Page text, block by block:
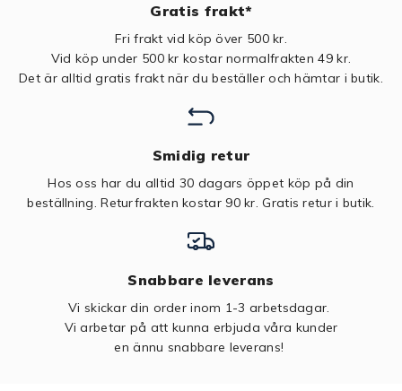
Gratis frakt*
Fri frakt vid köp över 500 kr.
Vid köp under 500 kr kostar normalfrakten 49 kr.
Det är alltid gratis frakt när du beställer och hämtar i butik.
Smidig retur
Hos oss har du alltid 30 dagars öppet köp på din
beställning. Returfrakten kostar 90 kr.Gratis retur i butik.
Snabbare leverans
Vi skickar din order inom 1-3 arbetsdagar.
Vi arbetar på att kunna erbjuda våra kunder
en ännu snabbare leverans!